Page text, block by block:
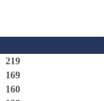
219
169
160